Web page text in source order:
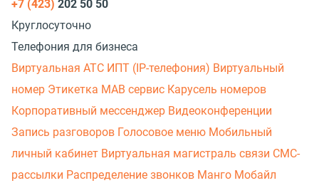
+7 (423) 202 50 50
Круглосуточно
Телефония для бизнеса
Виртуальная АТС ИПТ (IP-телефония) Виртуальный
номер Этикетка МАВ сервис Карусель номеров
Корпоративный мессенджер Видеоконференции
Запись разговоров Голосовое меню Мобильный
личный кабинет Виртуальная магистраль связи СМС-
рассылки Распределение звонков Манго Мобайл